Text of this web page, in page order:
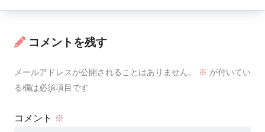
コメントを残す
メールアドレスが公開されることはありません。 ※ が付いてい
る欄は必須項目です
コメント ※